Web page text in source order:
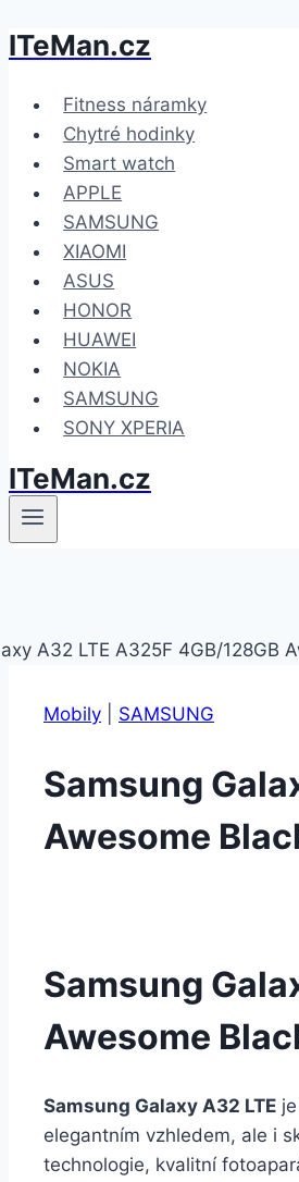
Přeskočit
obsah
ITeMan.cz
Fitness náramky
Chytré hodinky
Smart watch
APPLE
SAMSUNG
XIAOMI
ASUS
HONOR
HUAWEI
NOKIA
SAMSUNG
SONY XPERIA
ITeMan.cz
Mobily SAMSUNG
Samsung
Awesome
Samsung
Awesome
Samsung Galaxy A32 LTE
elegantním vzhledem, ale i
technologie, kvalitní